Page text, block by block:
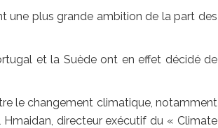
une plus grande ambition de la part des
et la Suède ont en effet décidé de
le changement climatique, notamment
Hmaidan, directeur exécutif du « Climate